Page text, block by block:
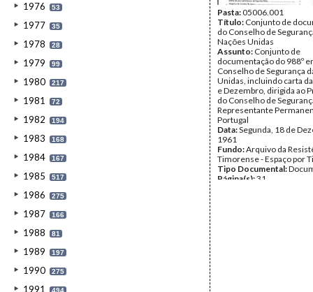
1976 53
1977 35
1978 28
1979 99
1980 217
1981 72
1982 194
1983 168
1984 167
1985 517
1986 275
1987 166
1988 81
1989 197
1990 275
1991 494
Pasta:05006.001
Título: Conjunto de
do Conselho de
Nações Unidas
Assunto: Conjunto de
documentação do 988º
Conselho de Segurança
Unidas, incluindo carta
e Dezembro, dirigida ao
do Conselho de
Representante
Portugal
Data:Segunda, 18 de
1961
Fundo:Arquivo da
Timorense - Espaço por
Tipo Documental:
Página(s):31